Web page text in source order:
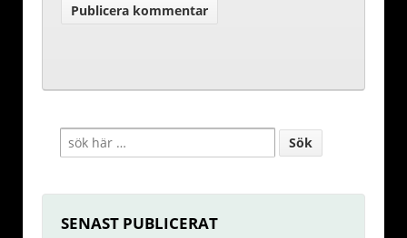
SENAST PUBLICERAT